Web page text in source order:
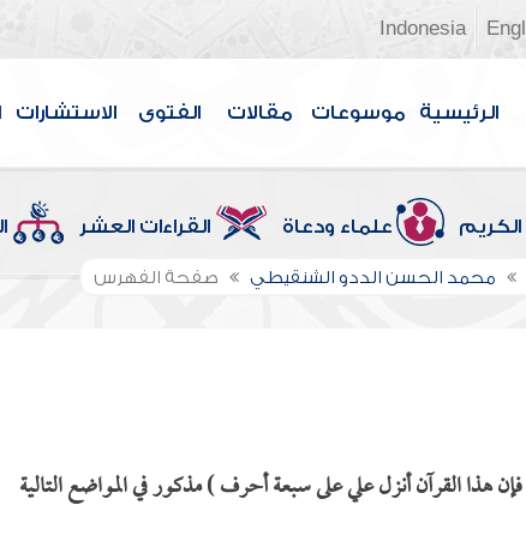
Indonesia
الرئيسية موسوعات مقالات الفتوى الاستشارات
الكريم علماء ودعاة القراءات العشر
محمد الحسن الددو الشنقيطي صفحة الفهرس
هذا القرآن أنزل علي على سبعة أحرف ) مذكور في المواضع التالية